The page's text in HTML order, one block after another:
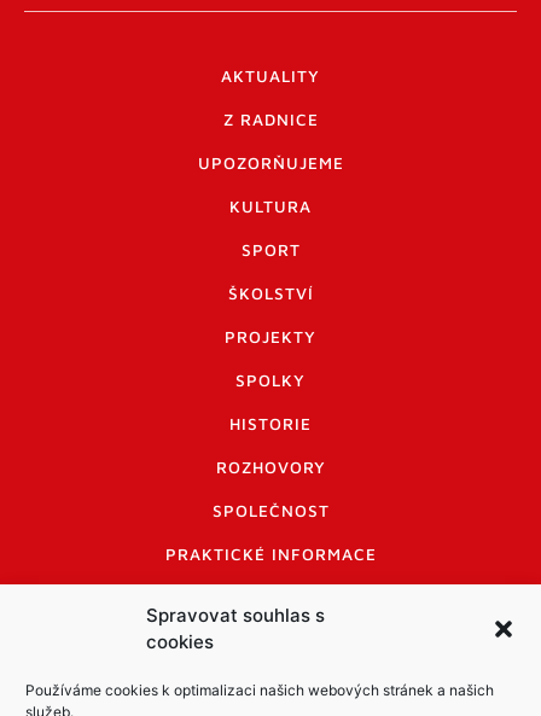
Spravovat souhlas s
cookies
Používáme cookies k optimalizaci našich webových stránek a našich
služeb.
AKTUALITY
Z RADNICE
UPOZORŇUJEME
KULTURA
SPORT
ŠKOLSTVÍ
PROJEKTY
SPOLKY
HISTORIE
ROZHOVORY
SPOLEČNOST
PRAKTICKÉ INFORMACE
INFORMACE A KODEX DISKUTUJÍCÍCH
LOGO A LOGO MANUÁL